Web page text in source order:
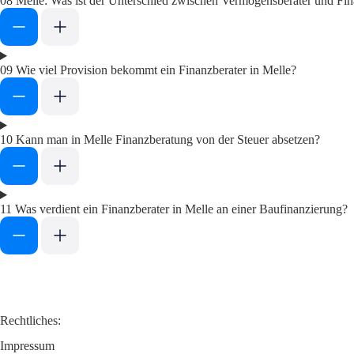
09 Wie viel Provision bekommt ein Finanzberater in Melle?
10 Kann man in Melle Finanzberatung von der Steuer absetzen?
11 Was verdient ein Finanzberater in Melle an einer Baufinanzierung?
Rechtliches:
Impressum